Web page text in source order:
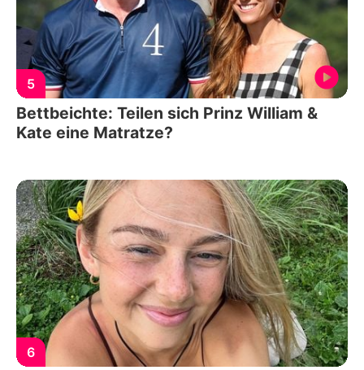
5
Bettbeichte: Teilen sich Prinz William &
Kate eine Matratze?
6